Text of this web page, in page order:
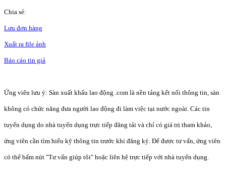
Chia sẻ:
Lưu đơn hàng
Xuất ra file ảnh
Báo cáo tin giả
Ứng viên lưu ý: Sàn xuất khẩu lao động .com là nền tảng kết nối thông tin, sàn
không có chức năng đưa người lao động đi làm việc tại nước ngoài. Các tin
tuyển dụng do nhà tuyển dụng trực tiếp đăng tải và chỉ có giá trị tham khảo,
ứng viên cần tìm hiểu kỹ thông tin trước khi đăng ký. Để được tư vấn, ứng viên
có thể bấm nút "Tư vấn giúp tôi" hoặc liên hệ trực tiếp với nhà tuyển dụng.